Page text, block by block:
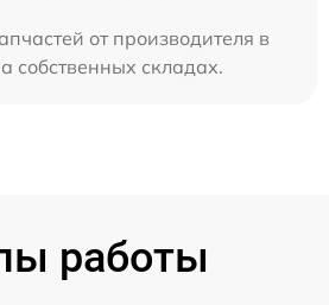
от производителя в
собственных складах.
работы